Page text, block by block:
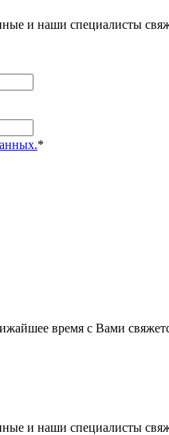
и наши специалисты
*
время с Вами
и наши специалисты